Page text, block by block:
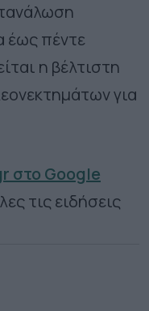
έως πέντε
η βέλτιστη
για
στο Google
τις ειδήσεις